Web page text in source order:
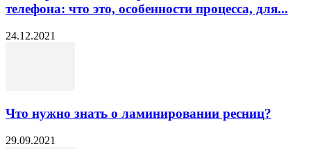
телефона: что это, особенности процесса, для...
24.12.2021
Что нужно знать о ламинировании ресниц?
29.09.2021